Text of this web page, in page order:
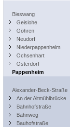
Bieswang
Geislohe
Göhren
Neudorf
Niederpappenheim
Ochsenhart
Osterdorf
Pappenheim
Alexander-Beck-Straße
An der Altmühlbrücke
Bahnhofstraße
Bahnweg
Bauhofstraße